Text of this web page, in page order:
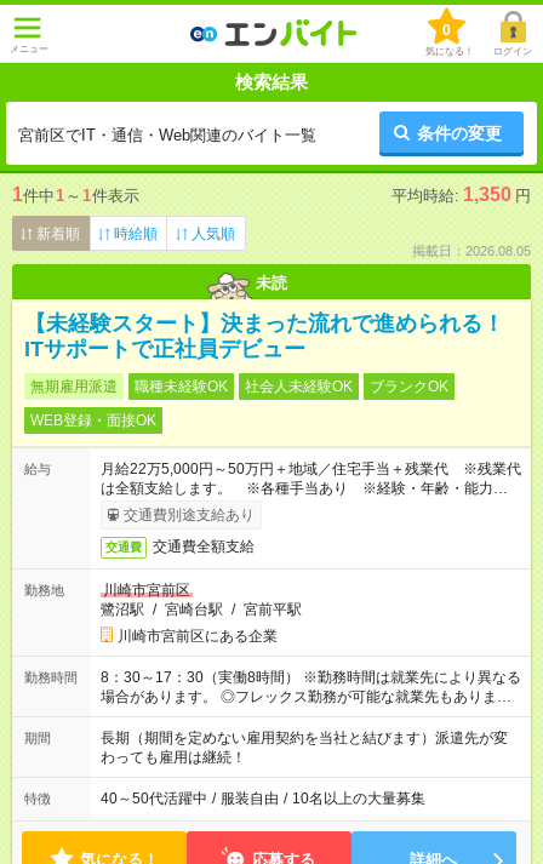
メニュー
0
気になる！ ログイン
検索結果
宮前区でIT・通信・Web関連のバイト一覧 条件の変更
1件中1 ～ 1件表示 平均時給: 1,350 円
新着順 時給順 人気順
掲載日：2026.08.05
未読
【未経験スタート】決まった流れで進められる！
ITサポートで正社員デビュー
無期雇用派遣 職種未経験OK 社会人未経験OK
ブランクOK
WEB登録・面接OK
給与
月給22万5,000円～50万円＋地域／住宅手当＋残業代 ※残業代
は全額支給します。 ※各種手当あり ※経験・年齢・能力等を
考慮して加給・優遇します。
交通費別途支給あり
交通費 交通費全額支給
勤務地
川崎市宮前区
鷺沼駅 / 宮崎台駅 / 宮前平駅
川崎市宮前区にある企業
勤務時間
8：30～17：30（実働8時間） ※勤務時間は就業先により異なる
場合があります。 ◎フレックス勤務が可能な就業先もありま
す。 ◎今よりもさらに働きやすい環境をつくるべく、 働き方
改革に全社をあげて取り組んでいます。
期間
長期（期間を定めない雇用契約を当社と結びます）派遣先が変
わっても雇用は継続！
特徴 40～50代活躍中 / 服装自由 / 10名以上の大量募集
気になる！ 応募する 詳細へ